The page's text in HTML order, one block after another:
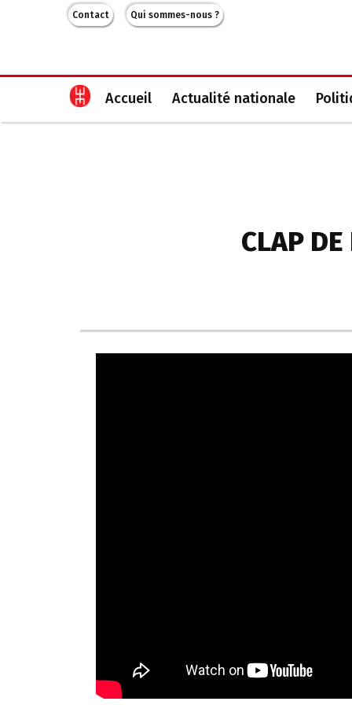
Contact Qui sommes-nous ?
Accueil Actualité nationale
CLAP